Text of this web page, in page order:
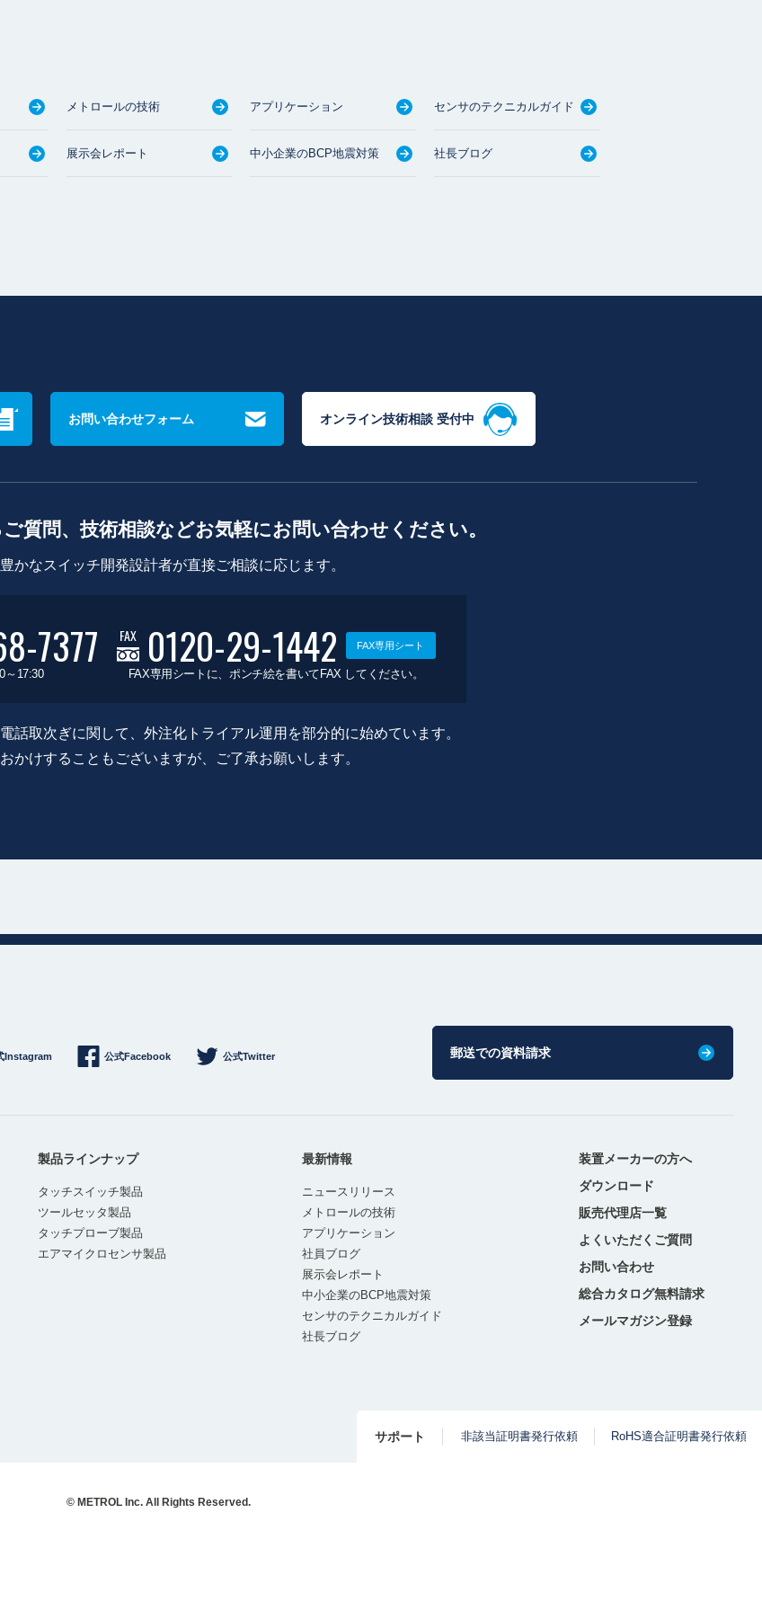
メトロールの技術 アプリケーション センサのテクニカルガイド
展示会レポート 中小企業のBCP地震対策 社長ブログ
お問い合わせフォーム オンライン技術相談 受付中
質問、技術相談などお気軽にお問い合わせください。
かなスイッチ開発設計者が直接ご相談に応じます。
7377
～17:30
FAX 0120-29-1442 FAX専用シート
FAX専用シートに、ポンチ絵を書いてFAX してください。
話取次ぎに関して、外注化トライアル運用を部分的に始めています。
かけすることもございますが、ご了承お願いします。
Instagram 公式Facebook 公式Twitter 郵送での資料請求
製品ラインナップ
タッチスイッチ製品
ツールセッタ製品
タッチプローブ製品
エアマイクロセンサ製品
最新情報
ニュースリリース
メトロールの技術
アプリケーション
社員ブログ
展示会レポート
中小企業のBCP地震対策
センサのテクニカルガイド
社長ブログ
装置メーカーの方へ
ダウンロード
販売代理店一覧
よくいただくご質問
お問い合わせ
総合カタログ無料請求
メールマガジン登録
サポート 非該当証明書発行依頼 RoHS適合証明書発行依頼
© METROL Inc. All Rights Reserved.